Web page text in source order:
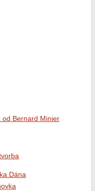
od Bernard Minier
Dána